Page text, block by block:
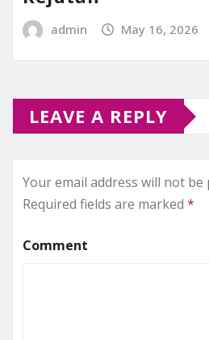
admin May 16, 2026
LEAVE A REPLY
Your email address will not be
Required fields are marked *
Comment